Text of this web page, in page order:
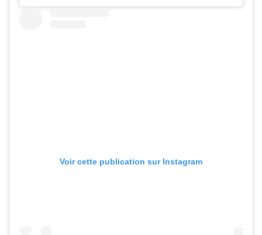
Voir cette publication sur Instagram